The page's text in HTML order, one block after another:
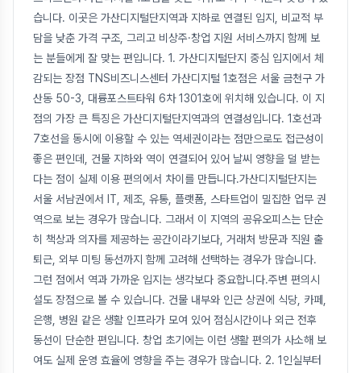
습니다. 이곳은 가산디지털단지역과 지하로 연결된 입지, 비교적 부
담을 낮춘 가격 구조, 그리고 비상주·창업 지원 서비스까지 함께 보
는 분들에게 잘 맞는 편입니다. 1. 가산디지털단지 중심 입지에서 체
감되는 장점 TNS비즈니스센터 가산디지털 1호점은 서울 금천구 가
산동 50-3, 대륭포스트타워 6차 1301호에 위치해 있습니다. 이 지
점의 가장 큰 특징은 가산디지털단지역과의 연결성입니다. 1호선과
7호선을 동시에 이용할 수 있는 역세권이라는 점만으로도 접근성이
좋은 편인데, 건물 지하와 역이 연결되어 있어 날씨 영향을 덜 받는
다는 점이 실제 이용 편의에서 차이를 만듭니다.가산디지털단지는
서울 서남권에서 IT, 제조, 유통, 플랫폼, 스타트업이 밀집한 업무 권
역으로 보는 경우가 많습니다. 그래서 이 지역의 공유오피스는 단순
히 책상과 의자를 제공하는 공간이라기보다, 거래처 방문과 직원 출
퇴근, 외부 미팅 동선까지 함께 고려해 선택하는 경우가 많습니다.
그런 점에서 역과 가까운 입지는 생각보다 중요합니다.주변 편의시
설도 장점으로 볼 수 있습니다. 건물 내부와 인근 상권에 식당, 카페,
은행, 병원 같은 생활 인프라가 모여 있어 점심시간이나 외근 전후
동선이 단순한 편입니다. 창업 초기에는 이런 생활 편의가 사소해 보
여도 실제 운영 효율에 영향을 주는 경우가 많습니다. 2. 1인실부터